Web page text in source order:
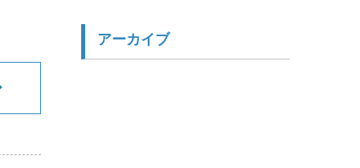
アーカイブ